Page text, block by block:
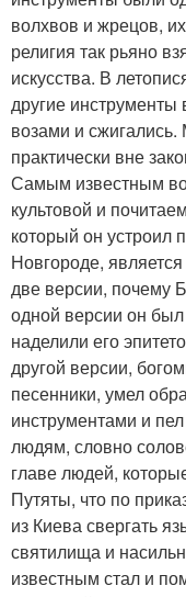
волхвов и жрецов,
религия так рьяно
искусства. В
другие
возами и
практически вне
Самым известным
культовой и
который он устроил
Новгороде,
две версии, почему
одной версии он
наделили его
другой версии,
песенники, умел
инструментами и
людям, словно
главе людей,
Путяты, что по
из Киева свергать
святилища и
известным стал и